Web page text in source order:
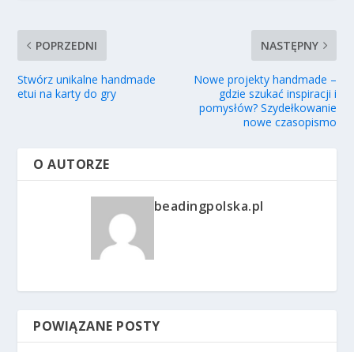
POPRZEDNI
Stwórz unikalne handmade
etui na karty do gry
NASTĘPNY
Nowe projekty handmade –
gdzie szukać inspiracji i
pomysłów? Szydełkowanie
nowe czasopismo
O AUTORZE
beadingpolska.pl
POWIĄZANE POSTY